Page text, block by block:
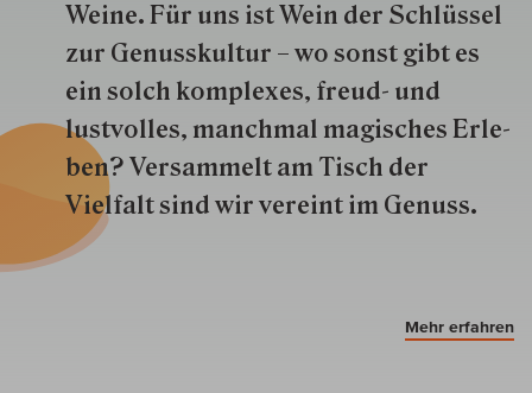
Weine. Für uns ist Wein der Schlüs­sel
zur Genuss­kultur – wo sonst gibt es
ein solch kom­plexes, freud- und
lustvolles, manchmal ma­gisch­es Er­le­
ben? Versammelt am Tisch der
Vielfalt sind wir ver­eint im Genuss.
Mehr erfahren